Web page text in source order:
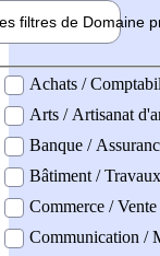
filtres de Domaine
professionel
Achats /
Arts / Artisanat
Banque /
Bâtiment /
Commerce / Vente
Communication /